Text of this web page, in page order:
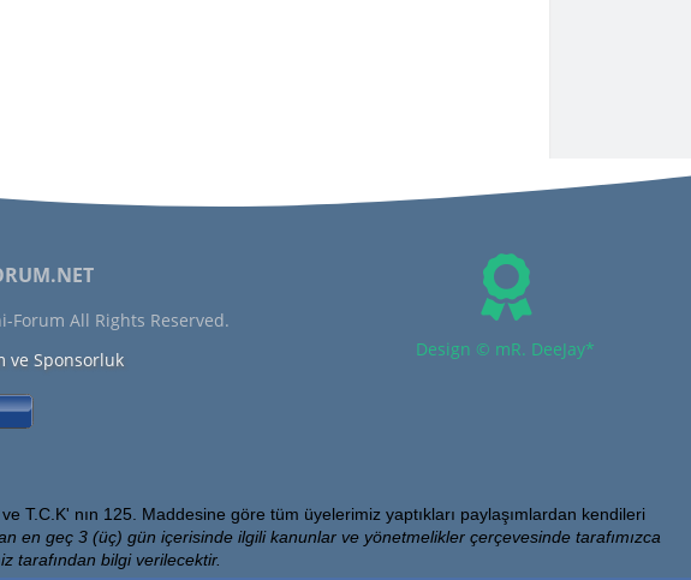
Design © mR. DeeJay*
Forum All Rights Reserved.
ve Sponsorluk
T.C.K' nın 125. Maddesine göre tüm üyelerimiz yaptıkları paylaşımlardan kendileri
en geç 3 (üç) gün içerisinde ilgili kanunlar ve yönetmelikler çerçevesinde tarafımızca
tarafından bilgi verilecektir.